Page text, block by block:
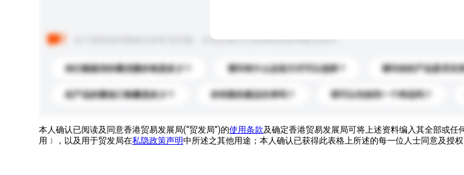
以下是其他买家提出的常见问题。点击以将它们添加到你的询盘信息中。
你们能提供的最优惠价格是多少？ 请问有什么运送方式可以选择？ 请问你的产品是否支
此产品的最低订购量是多少？ 你有新的產品目录吗？ 我可以先收到一个样品吗？
本人确认已阅读及同意香港贸易发展局(“贸发局”)的使用条款及确定香港贸易发展局可将上述资料编入其全部或
用﹞，以及用于贸发局在私隐政策声明中所述之其他用途；本人确认已获得此表格上所述的每一位人士同意及授